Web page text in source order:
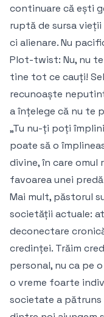
continuare că ești
ruptă de sursa vieții
ci alienare. Nu
Plot-twist: Nu, nu te
tine tot ce cauți!
recunoaște
a înțelege că nu te
„Tu nu-ți poți
poate să o
divine, în care
favoarea unei
Mai mult, păstorul
societății actuale:
deconectare
credinței. Trăim
personal, nu ca pe
o vreme foarte
societate a pătruns